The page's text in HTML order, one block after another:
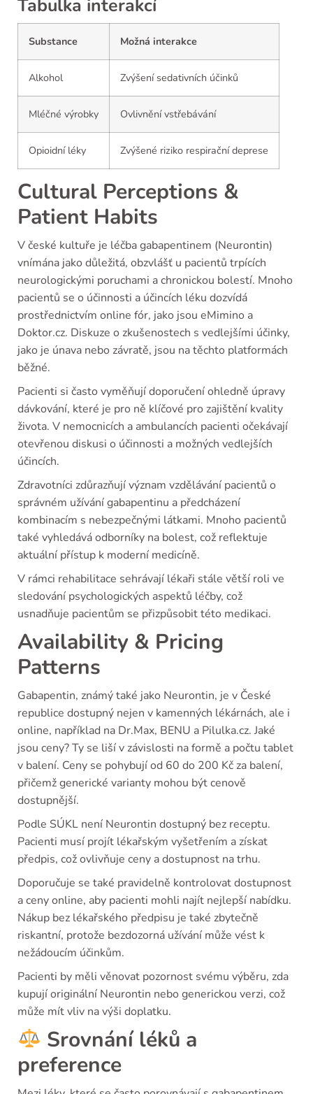
Tabulka interakcí
Substance Možná interakce
Alkohol Zvýšení sedativních účinků
Mléčné výrobky Ovlivnění vstřebávání
Opioidní léky Zvýšené riziko respirační deprese
Cultural Perceptions &
Patient Habits
V české kultuře je léčba gabapentinem (Neurontin)
vnímána jako důležitá, obzvlášť u pacientů trpících
neurologickými poruchami a chronickou bolestí. Mnoho
pacientů se o účinnosti a účincích léku dozvídá
prostřednictvím online fór, jako jsou eMimino a
Doktor.cz. Diskuze o zkušenostech s vedlejšími účinky,
jako je únava nebo závratě, jsou na těchto platformách
běžné.
Pacienti si často vyměňují doporučení ohledně úpravy
dávkování, které je pro ně klíčové pro zajištění kvality
života. V nemocnicích a ambulancích pacienti očekávají
otevřenou diskusi o účinnosti a možných vedlejších
účincích.
Zdravotníci zdůrazňují význam vzdělávání pacientů o
správném užívání gabapentinu a předcházení
kombinacím s nebezpečnými látkami. Mnoho pacientů
také vyhledává odborníky na bolest, což reflektuje
aktuální přístup k moderní medicíně.
V rámci rehabilitace sehrávají lékaři stále větší roli ve
sledování psychologických aspektů léčby, což
usnadňuje pacientům se přizpůsobit této medikaci.
Availability & Pricing
Patterns
Gabapentin, známý také jako Neurontin, je v České
republice dostupný nejen v kamenných lékárnách, ale i
online, například na Dr.Max, BENU a Pilulka.cz. Jaké
jsou ceny? Ty se liší v závislosti na formě a počtu tablet
v balení. Ceny se pohybují od 60 do 200 Kč za balení,
přičemž generické varianty mohou být cenově
dostupnější.
Podle SÚKL není Neurontin dostupný bez receptu.
Pacienti musí projít lékařským vyšetřením a získat
předpis, což ovlivňuje ceny a dostupnost na trhu.
Doporučuje se také pravidelně kontrolovat dostupnost
a ceny online, aby pacienti mohli najít nejlepší nabídku.
Nákup bez lékařského předpisu je také zbytečně
riskantní, protože bezdozorná užívání může vést k
nežádoucím účinkům.
Pacienti by měli věnovat pozornost svému výběru, zda
kupují originální Neurontin nebo generickou verzi, což
může mít vliv na výši doplatku.
Srovnání léků a
preference